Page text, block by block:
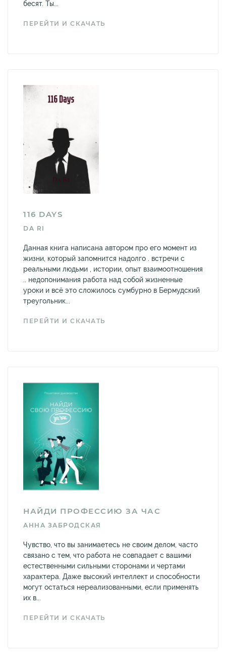
бесят. Ты...
ПЕРЕЙТИ И СКАЧАТЬ
116 DAYS
DA RI
Данная книга написана автором про его момент из
жизни, который запомнится надолго . встречи с
реальными людьми , истории, опыт взаимоотношения
.. недопонимания работа над собой жизненные
уроки и всё это сложилось сумбурно в Бермудский
треугольник...
ПЕРЕЙТИ И СКАЧАТЬ
НАЙДИ ПРОФЕССИЮ ЗА ЧАС
АННА ЗАБРОДСКАЯ
Чувство, что вы занимаетесь не своим делом, часто
связано с тем, что работа не совпадает с вашими
естественными сильными сторонами и чертами
характера. Даже высокий интеллект и способности
могут остаться нереализованными, если применять
их в...
ПЕРЕЙТИ И СКАЧАТЬ